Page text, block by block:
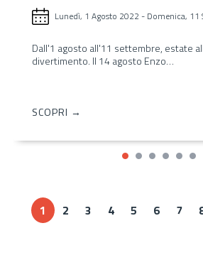
Lunedì, 1 Agosto 2022 - Domenica, 11
Dall'1 agosto all'11 settembre, estate
divertimento. Il 14 agosto Enzo…
SCOPRI →
1 2 3 4 5 6 7